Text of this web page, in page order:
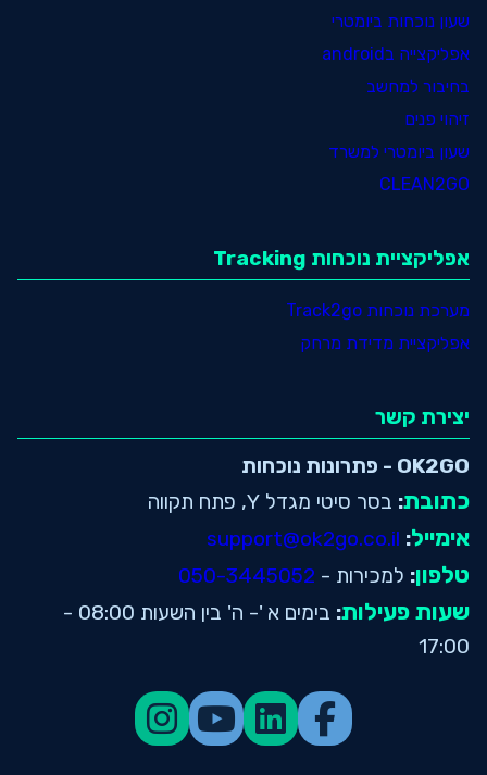
שעון נוכחות ביומטרי
אפליקצייה בandroid
בחיבור למחשב
זיהוי פנים
שעון ביומטרי למשרד
CLEAN2GO
אפליקציית נוכחות Tracking
מערכת נוכחות Track2go
אפליקציית מדידת מרחק
יצירת קשר
OK2GO - פתרונות נוכחות
כתובת: בסר סיטי מגדל Y, פתח תקווה
אימייל:
support@ok2go.co.il
טלפון: למכירות - 050-3445052
שעות פעילות:
בימים א '- ה' בין השעות 08:00 -
17:00